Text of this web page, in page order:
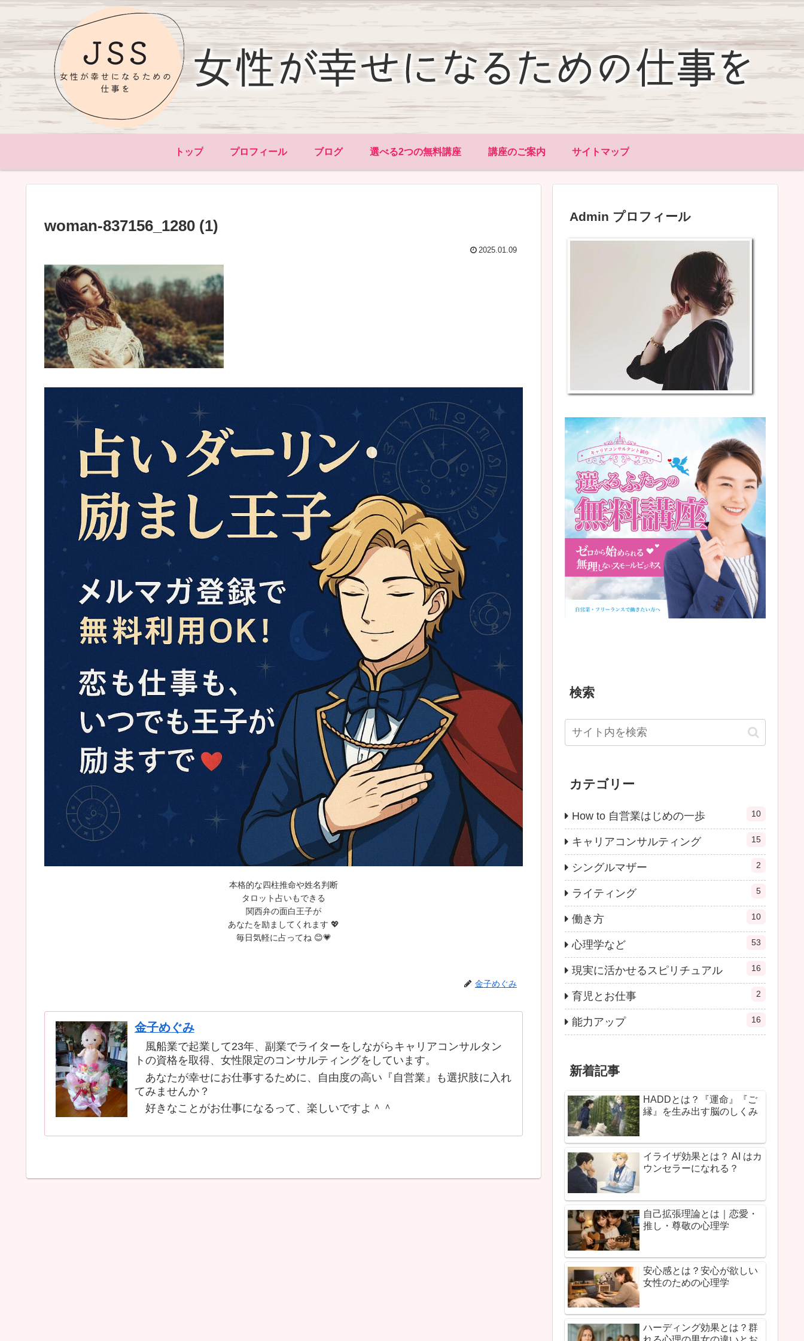
トップ プロフィール ブログ 選べる2つの無料講座 講座のご案内 サイトマップ
woman-837156_1280 (1)
2025.01.09
本格的な四柱推命や姓名判断
タロット占いもできる
関西弁の面白王子が
あなたを励ましてくれます 💖
毎日気軽に占ってね 😊💗
金子めぐみ
金子めぐみ
風船業で起業して23年、副業でライターをしながらキャリアコンサルタン
トの資格を取得、女性限定のコンサルティングをしています。
あなたが幸せにお仕事するために、自由度の高い『自営業』も選択肢に入れ
てみませんか？
好きなことがお仕事になるって、楽しいですよ＾＾
Admin プロフィール
検索
カテゴリー
How to 自営業はじめの一歩 10
キャリアコンサルティング 15
シングルマザー 2
ライティング 5
働き方 10
心理学など 53
現実に活かせるスピリチュアル 16
育児とお仕事 2
能力アップ 16
新着記事
HADDとは？『運命』『ご
縁』を生み出す脳のしくみ
イライザ効果とは？ AI はカ
ウンセラーになれる？
自己拡張理論とは｜恋愛・
推し・尊敬の心理学
安心感とは？安心が欲しい
女性のための心理学
ハーディング効果とは？群